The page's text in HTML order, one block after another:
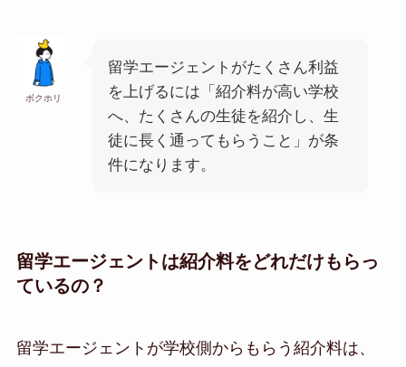
ボクホリ
留学エージェントがたくさん利益
を上げるには「紹介料が高い学校
へ、たくさんの生徒を紹介し、生
徒に長く通ってもらうこと」が条
件になります。
留学エージェントは紹介料をどれだけもらっ
ているの？
留学エージェントが学校側からもらう紹介料は、